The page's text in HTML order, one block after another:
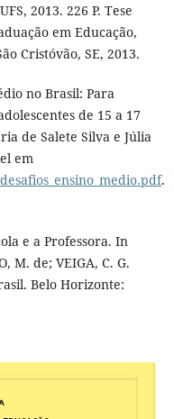
2013. 226 P. Tese
em Educação,
Cristóvão, SE, 2013.
no Brasil: Para
de 15 a 17
de Salete Silva e Júlia
em
.
e a Professora. In
M. de; VEIGA, C. G.
Belo Horizonte: